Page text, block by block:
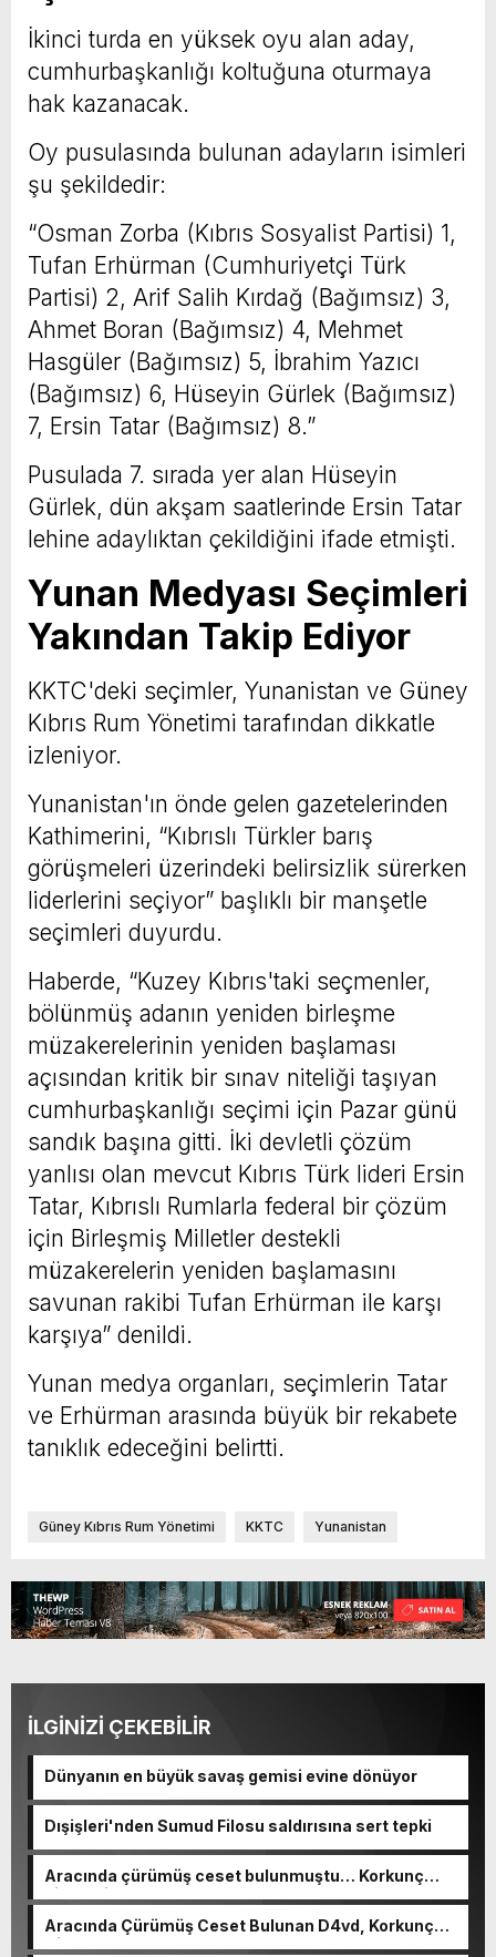
İkinci turda en yüksek oyu alan aday,
cumhurbaşkanlığı koltuğuna oturmaya
hak kazanacak.
Oy pusulasında bulunan adayların isimleri
şu şekildedir:
“Osman Zorba (Kıbrıs Sosyalist Partisi) 1,
Tufan Erhürman (Cumhuriyetçi Türk
Partisi) 2, Arif Salih Kırdağ (Bağımsız) 3,
Ahmet Boran (Bağımsız) 4, Mehmet
Hasgüler (Bağımsız) 5, İbrahim Yazıcı
(Bağımsız) 6, Hüseyin Gürlek (Bağımsız)
7, Ersin Tatar (Bağımsız) 8.”
Pusulada 7. sırada yer alan Hüseyin
Gürlek, dün akşam saatlerinde Ersin Tatar
lehine adaylıktan çekildiğini ifade etmişti.
Yunan Medyası Seçimleri
Yakından Takip Ediyor
KKTC'deki seçimler, Yunanistan ve Güney
Kıbrıs Rum Yönetimi tarafından dikkatle
izleniyor.
Yunanistan'ın önde gelen gazetelerinden
Kathimerini, “Kıbrıslı Türkler barış
görüşmeleri üzerindeki belirsizlik sürerken
liderlerini seçiyor” başlıklı bir manşetle
seçimleri duyurdu.
Haberde, “Kuzey Kıbrıs'taki seçmenler,
bölünmüş adanın yeniden birleşme
müzakerelerinin yeniden başlaması
açısından kritik bir sınav niteliği taşıyan
cumhurbaşkanlığı seçimi için Pazar günü
sandık başına gitti. İki devletli çözüm
yanlısı olan mevcut Kıbrıs Türk lideri Ersin
Tatar, Kıbrıslı Rumlarla federal bir çözüm
için Birleşmiş Milletler destekli
müzakerelerin yeniden başlamasını
savunan rakibi Tufan Erhürman ile karşı
karşıya” denildi.
Yunan medya organları, seçimlerin Tatar
ve Erhürman arasında büyük bir rekabete
tanıklık edeceğini belirtti.
Güney Kıbrıs Rum Yönetimi KKTC Yunanistan
İLGİNİZİ ÇEKEBİLİR
Dünyanın en büyük savaş gemisi evine dönüyor
Dışişleri'nden Sumud Filosu saldırısına sert tepki
Aracında çürümüş ceset bulunmuştu… Korkunç
cinayetin detayları ortaya çıktı
Aracında Çürümüş Ceset Bulunan D4vd, Korkunç
Cinayetle Yargılanıyor